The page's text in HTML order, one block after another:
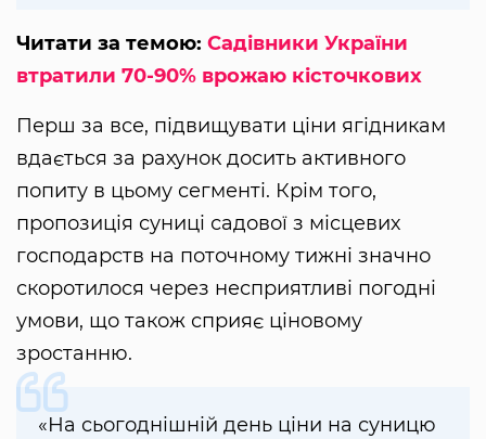
Читати за темою: Садівники України
втратили 70-90% врожаю кісточкових
Перш за все, підвищувати ціни ягідникам
вдається за рахунок досить активного
попиту в цьому сегменті. Крім того,
пропозиція суниці садової з місцевих
господарств на поточному тижні значно
скоротилося через несприятливі погодні
умови, що також сприяє ціновому
зростанню.
«На сьогоднішній день ціни на суницю